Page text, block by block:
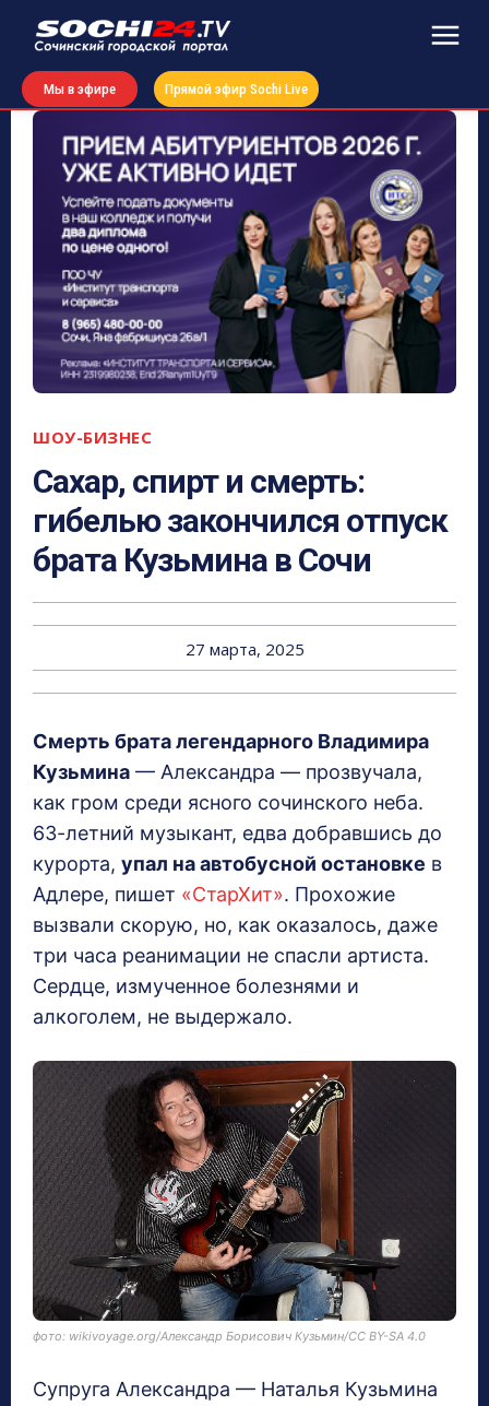
Мы в эфире Прямой эфир Sochi Live
ШОУ-БИЗНЕС
Сахар, спирт и смерть:
гибелью закончился отпуск
брата Кузьмина в Сочи
27 марта, 2025
Смерть брата легендарного Владимира
Кузьмина — Александра — прозвучала,
как гром среди ясного сочинского неба.
63-летний музыкант, едва добравшись до
курорта, упал на автобусной остановке в
Адлере, пишет «СтарХит». Прохожие
вызвали скорую, но, как оказалось, даже
три часа реанимации не спасли артиста.
Сердце, измученное болезнями и
алкоголем, не выдержало.
фото: wikivoyage.org/Александр Борисович Кузьмин/CC BY-SA 4.0
Супруга Александра — Наталья Кузьмина